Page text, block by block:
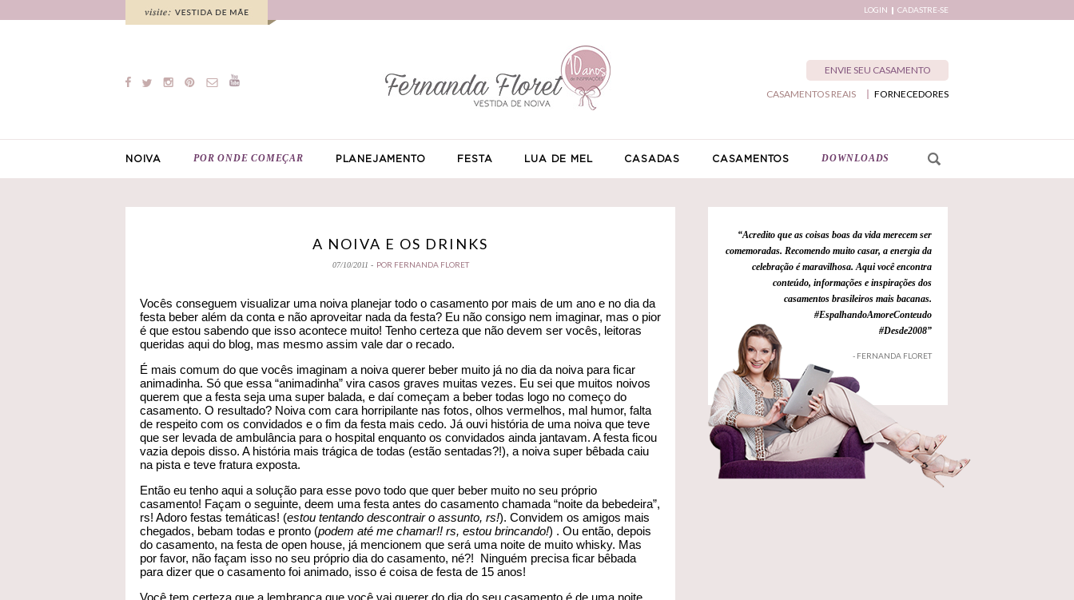
LOGIN CADASTRE-SE
ENVIE SEU CASAMENTO
FORNECEDORES
CASAMENTOS REAIS
NOIVA POR ONDE COMEÇAR PLANEJAMENTO FESTA LUA DE MEL CASADAS CASAMENTOS DOWNLOADS
A NOIVA E OS DRINKS
07/10/2011 - POR FERNANDA FLORET
Vocês conseguem visualizar uma noiva planejar todo o casamento por mais de um ano e no dia da
festa beber além da conta e não aproveitar nada da festa? Eu não consigo nem imaginar, mas o pior
é que estou sabendo que isso acontece muito! Tenho certeza que não devem ser vocês, leitoras
queridas aqui do blog, mas mesmo assim vale dar o recado.
É mais comum do que vocês imaginam a noiva querer beber muito já no dia da noiva para ficar
animadinha. Só que essa “animadinha” vira casos graves muitas vezes. Eu sei que muitos noivos
querem que a festa seja uma super balada, e daí começam a beber todas logo no começo do
casamento. O resultado? Noiva com cara horripilante nas fotos, olhos vermelhos, mal humor, falta
de respeito com os convidados e o fim da festa mais cedo. Já ouvi história de uma noiva que teve
que ser levada de ambulância para o hospital enquanto os convidados ainda jantavam. A festa ficou
vazia depois disso. A história mais trágica de todas (estão sentadas?!), a noiva super bêbada caiu
na pista e teve fratura exposta.
Então eu tenho aqui a solução para esse povo todo que quer beber muito no seu próprio
casamento! Façam o seguinte, deem uma festa antes do casamento chamada “noite da bebedeira”,
rs! Adoro festas temáticas! (estou tentando descontrair o assunto, rs!). Convidem os amigos mais
chegados, bebam todas e pronto (podem até me chamar!! rs, estou brincando!) . Ou então, depois
do casamento, na festa de open house, já mencionem que será uma noite de muito whisky. Mas
por favor, não façam isso no seu próprio dia do casamento, né?! Ninguém precisa ficar bêbada
para dizer que o casamento foi animado, isso é coisa de festa de 15 anos!
Você tem certeza que a lembrança que você vai querer do dia do seu casamento é de uma noite
“Acredito que as coisas boas da vida merecem ser
comemoradas. Recomendo muito casar, a energia da
celebração é maravilhosa. Aqui você encontra
conteúdo, informações e inspirações dos
casamentos brasileiros mais bacanas.
#EspalhandoAmoreConteudo
#Desde2008”
- FERNANDA FLORET